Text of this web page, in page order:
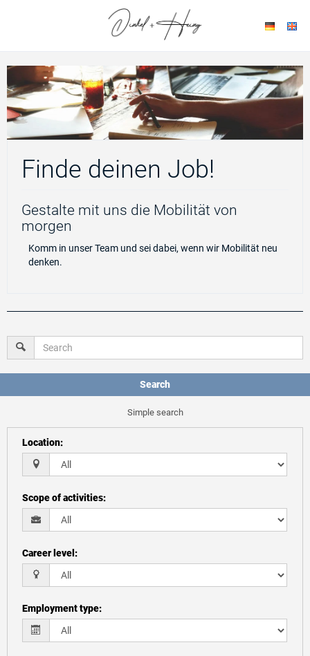
Finde deinen Job!
Gestalte mit uns die Mobilität von
morgen
Komm in unser Team und sei dabei, wenn wir Mobilität neu
denken.
Search
Simple search
Location:
Scope of activities:
Career level:
Employment type: